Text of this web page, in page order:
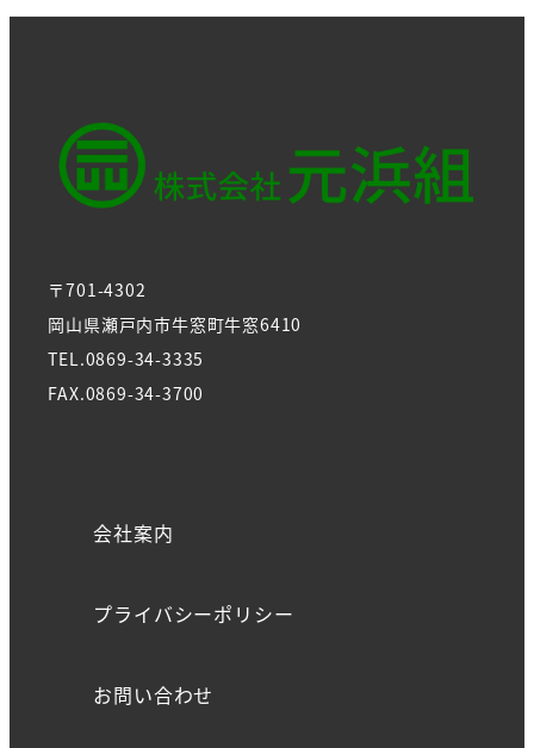
〒701-4302
岡山県瀬戸内市牛窓町牛窓6410
TEL.0869-34-3335
FAX.0869-34-3700
会社案内
プライバシーポリシー
お問い合わせ